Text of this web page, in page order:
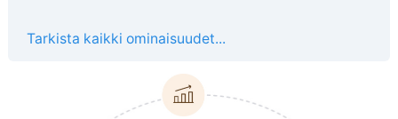
Tarkista kaikki ominaisuudet...